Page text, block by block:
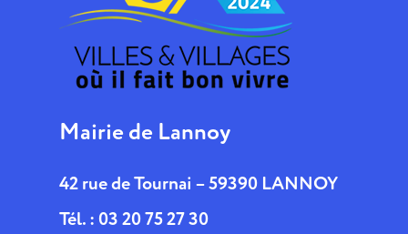
Mairie de Lannoy
42 rue de Tournai – 59390 LANNOY
Tél. : 03 20 75 27 30